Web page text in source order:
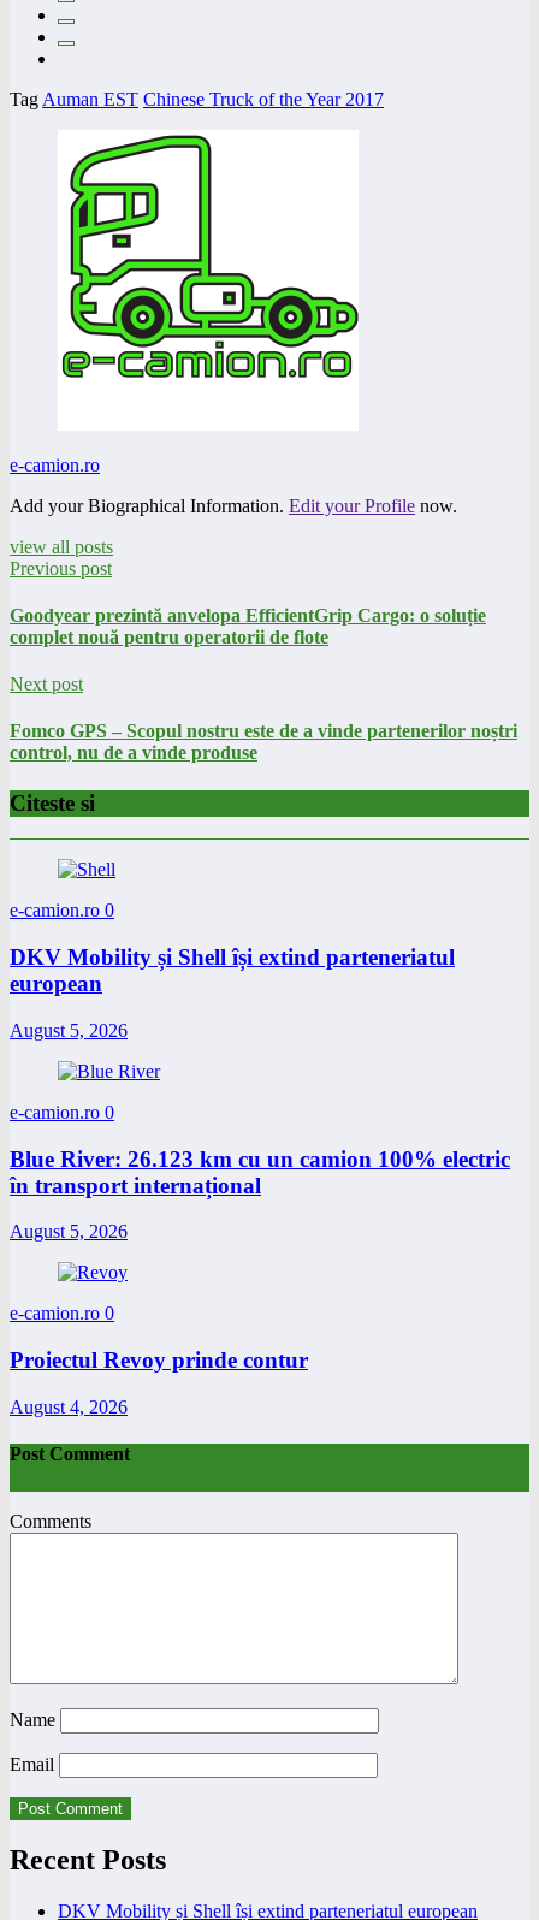
Tag Auman EST Chinese Truck of the Year 2017
e-camion.ro
Add your Biographical Information. Edit your Profile now.
view all posts
Previous post
Goodyear prezintă anvelopa EfficientGrip Cargo: o soluție
complet nouă pentru operatorii de flote
Next post
Fomco GPS – Scopul nostru este de a vinde partenerilor noștri
control, nu de a vinde produse
Citeste si
e-camion.ro 0
DKV Mobility și Shell își extind parteneriatul
european
August 5, 2026
e-camion.ro 0
Blue River: 26.123 km cu un camion 100% electric
în transport internațional
August 5, 2026
e-camion.ro 0
Proiectul Revoy prinde contur
August 4, 2026
Post Comment
Comments
Name
Email
Recent Posts
DKV Mobility și Shell își extind parteneriatul european